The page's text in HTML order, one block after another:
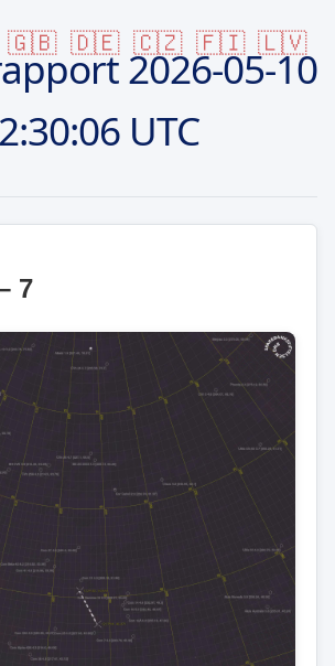
🇬🇧 🇩🇪 🇨🇿 🇫🇮 🇱🇻
2026-05-10
UTC
7